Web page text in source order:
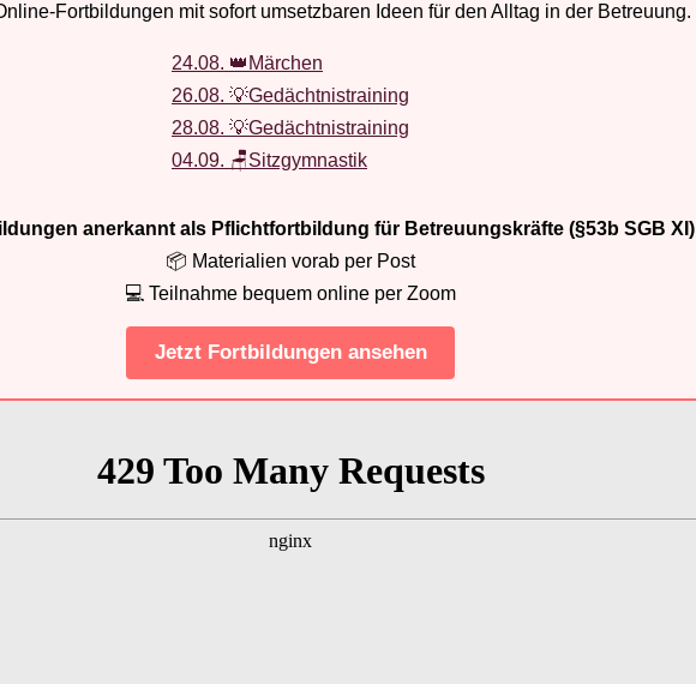
Fortbildungen mit sofort umsetzbaren Ideen für den Alltag in der Betreuung.
24.08. 👑Märchen
26.08. 💡Gedächtnistraining
28.08. 💡Gedächtnistraining
04.09. 🪑Sitzgymnastik
anerkannt als Pflichtfortbildung für Betreuungskräfte (§53b SGB XI)
📦 Materialien vorab per Post
💻 Teilnahme bequem online per Zoom
Jetzt Fortbildungen ansehen